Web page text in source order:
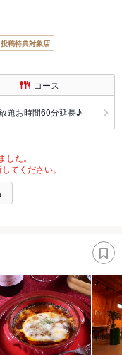
稿特典対象店
コース
題お時間60分延長♪
た。
てください。